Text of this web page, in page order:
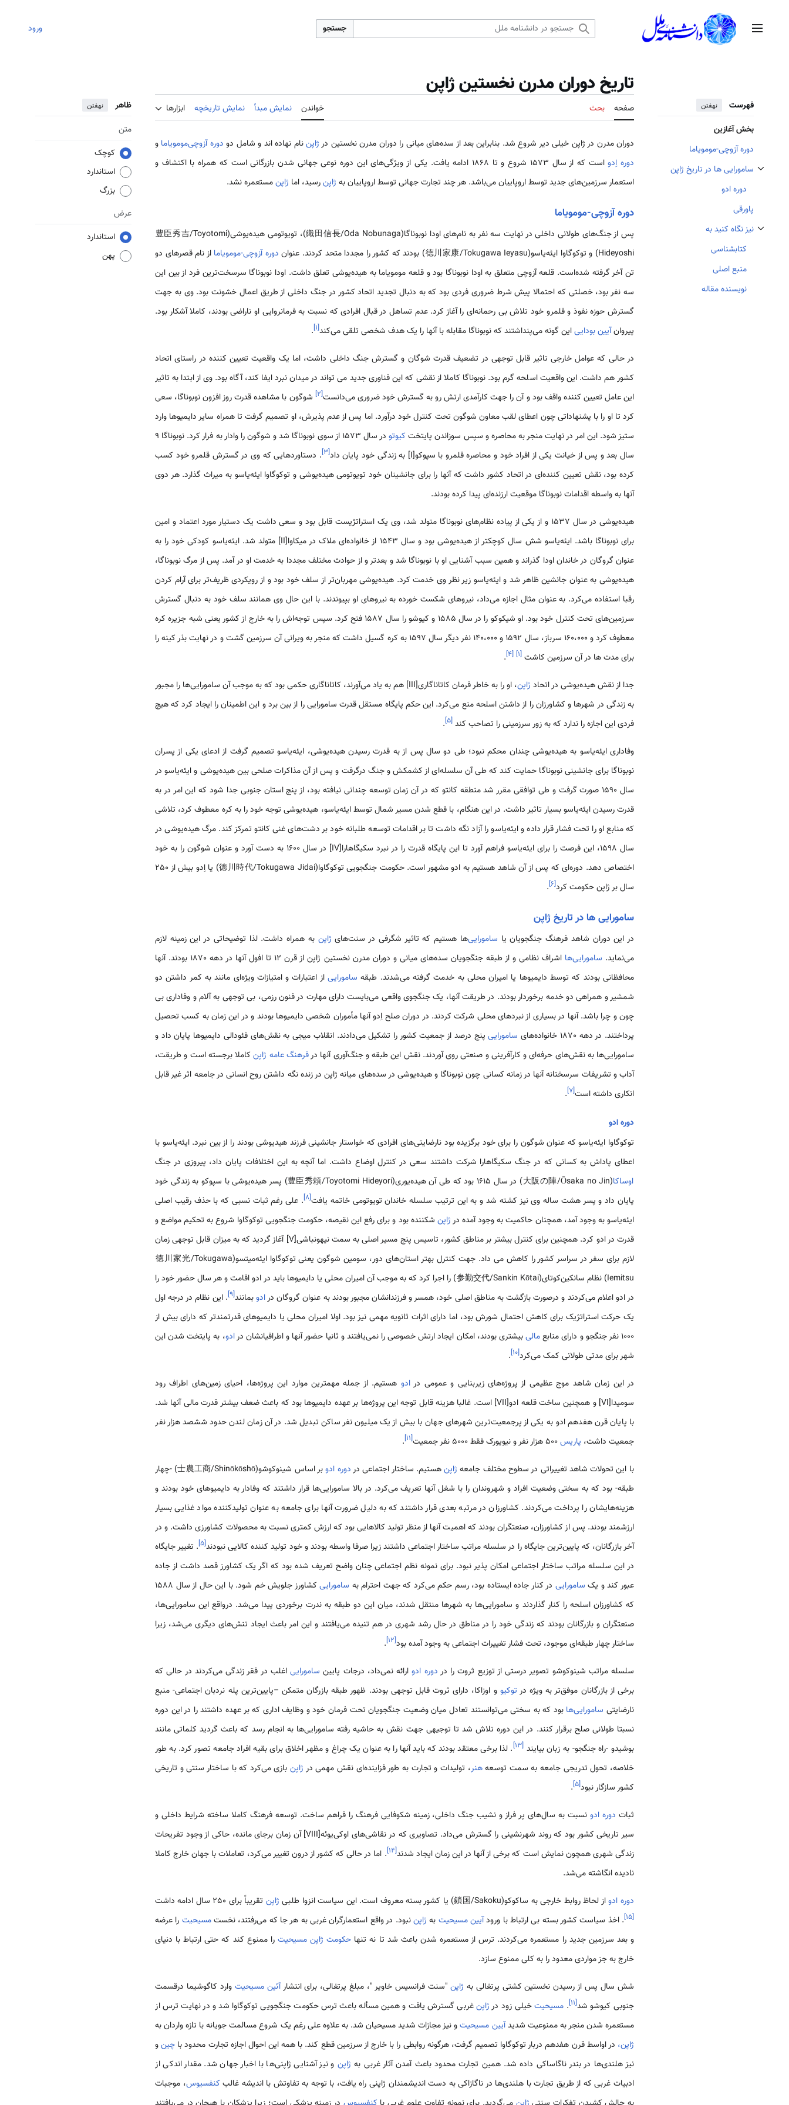
منوی اصلی جستجو ورود
فهرست نهفتن
بخش آغازین
دوره آزوچی-مومویاما
سامورایی ها در تاریخ ژاپن
تغییر وضعیت زیربخش‌های سامورایی ها در تاریخ ژاپن
دوره ادو
پاورقی
نیز نگاه کنید به
تغییر وضعیت زیربخش‌های نیز نگاه کنید به
کتابشناسی
منبع اصلی
نویسنده مقاله
تاریخ دوران مدرن نخستین ژاپن
صفحه بحث خواندن نمایش مبدأ نمایش تاریخچه ابزارها ظاهر نهفتن
متن
کوچک
استاندارد
بزرگ
عرض
استاندارد
پهن
دوران مدرن در ژاپن خیلی دیر شروع شد. بنابراین بعد از سده‌های میانی را دوران مدرن نخستین درژاپننام نهاده اند و شامل دو دوره آزوچی‌مومویاما و
دوره اِدو
است که از سال 1573 شروع و تا 1868 ادامه یافت. یکی از ویژگی‌های این دوره نوعی جهانی شدن بازرگانی است که همراه با اکتشاف و
استعمار سرزمین‌های جدید توسط اروپاییان می‌باشد. هر چند تجارت جهانی توسط اروپاییان به ژاپنرسید، اما ژاپنمستعمره نشد.
دوره آزوچی-مومویاما
پس از جنگ‌های طولانی داخلی در نهایت سه نفر به نام‌های اودا نوبوناگا(織田信長/Oda Nobunaga)، تویوتومی هیده‌یوشی(豊臣秀吉/Toyotomi
Hideyoshi) و توکوگاوا ایئه‌یاسو(徳川家康/Tokugawa Ieyasu) بودند که کشور را مجددا متحد کردند. عنوان
دوره آزوچی-مومویاما از نام قصرهای دو
تن آخر گرفته شده‌است. قلعه آزوچی متعلق به اودا نوبوناگا بود و قلعه مومویاما به هیده‌یوشی تعلق داشت. اودا نوبوناگا سرسخت‌ترین فرد از بین این
سه نفر بود، خصلتی که احتمالا پیش شرط ضروری فردی بود که به دنبال تجدید اتحاد کشور در جنگ داخلی از طریق اعمال خشونت بود. وی به جهت
گسترش حوزه نفوذ و قلمرو خود تلاش بی رحمانه‌ای را آغاز کرد. عدم تساهل در قبال افرادی که نسبت به فرمانروایی او ناراضی بودند، کاملا آشکار بود.
پیروانآیین بوداییاین گونه می‌پنداشتند که نوبوناگا مقابله با آنها را یک هدف شخصی تلقی می‌کند[۱]
.
در حالی که عوامل خارجی تاثیر قابل توجهی در تضعیف قدرت شوگان و گسترش جنگ داخلی داشت، اما یک واقعیت تعیین کننده در راستای اتحاد
کشور هم داشت. این واقعیت اسلحه گرم بود. نوبوناگا کاملا از نقشی که این فناوری جدید می تواند در میدان نبرد ایفا کند، آگاه بود. وی از ابتدا به تاثیر
این عامل تعیین کننده واقف بود و آن را جهت کارآمدی ارتش رو به گسترش خود ضروری می‌دانست[۲] شوگون با مشاهده قدرت روز افزون نوبوناگا، سعی
کرد تا او را با پشنهاداتی چون اعطای لقب معاون شوگون تحت کنترل خود درآورد. اما پس از عدم پذیرش، او تصمیم گرفت تا همراه سایر دایمیوها وارد
ستیز شود. این امر در نهایت منجر به محاصره و سپس سوزاندن پایتخت کیوتو
در سال 1573 از سوی نوبوناگا شد و شوگون را وادار به فرار کرد. نوبوناگا 9
سال بعد و پس از خیانت یکی از افراد خود و محاصره قلمرو با سپوکو[I] به زندگی خود پایان داد
[۳]. دستاوردهایی که وی در گسترش قلمرو خود کسب
کرده بود، نقش تعیین کننده‌ای در اتحاد کشور داشت که آنها را برای جانشینان خود تویوتومی هیده‌یوشی و توکوگاوا ایئه‌یاسو به میراث گذارد. هر دوی
آنها به واسطه اقدامات نوبوناگا موقعیت ارزنده‌ای پیدا کرده بودند.
هیده‌یوشی در سال 1537 و از یکی از پیاده نظام‌های نوبوناگا متولد شد، وی یک استراتژیست قابل بود و سعی داشت یک دستیار مورد اعتماد و امین
برای نوبوناگا باشد. ایئه‌یاسو شش سال کوچکتر از هیده‌یوشی بود و سال 1543 از خانواده‌ای ملاک در میکاوا[II] متولد شد. ایئه‌یاسو کودکی خود را به
عنوان گروگان در خاندان اودا گذراند و همین سبب آشنایی او با نوبوناگا شد و بعدتر و از حوادث مختلف مجددا به خدمت او در آمد. پس از مرگ نوبوناگا،
هیده‌یوشی به عنوان جانشین ظاهر شد و ایئه‌یاسو زیر نظر وی خدمت کرد. هیده‌یوشی مهربان‌تر از سلف خود بود و از رویکردی ظریف‌تر برای آرام کردن
رقبا استفاده می‌کرد. به عنوان مثال اجازه می‌داد، نیروهای شکست خورده به نیروهای او بپیوندند. با این حال وی همانند سلف خود به دنبال گسترش
سرزمین‌های تحت کنترل خود بود. او شیکوکو را در سال 1585 و کیوشو را سال 1587 فتح کرد. سپس توجه‌اش را به خارج از کشور یعنی شبه جزیره کره
معطوف کرد و 160،000 سرباز، سال 1592 و 140،000 نفر دیگر سال 1597 به کره گسیل داشت که منجر به ویرانی آن سرزمین گشت و در نهایت بذر کینه را
برای مدت ها در آن سرزمین کاشت [۱]
[۴]
.
جدا از نقش هیده‌یوشی در اتحاد ژاپن
، او را به خاطر فرمان کاتاناگاری[III] هم به یاد می‌آورند، کاتاناگاری حکمی بود که به موجب آن سامورایی‌ها را مجبور
به زندگی در شهرها و کشاورزان را از داشتن اسلحه منع می‌کرد. این حکم پایگاه مستقل قدرت سامورایی را از بین برد و این اطمینان را ایجاد کرد که هیچ
فردی این اجازه را ندارد که به زور سرزمینی را تصاحب کند [۵]
.
وفاداری ایئه‌یاسو به هیده‌یوشی چندان محکم نبود؛ طی دو سال پس از به قدرت رسیدن هیده‌یوشی، ایئه‌یاسو تصمیم گرفت از ادعای یکی از پسران
نوبوناگا برای جانشینی نوبوناگا حمایت کند که طی آن سلسله‌ای از کشمکش و جنگ درگرفت و پس از آن مذاکرات صلحی بین هیده‌یوشی و ایئه‌یاسو در
سال 1590 صورت گرفت و طی توافقی مقرر شد منطقه کانتو که در آن زمان توسعه چندانی نیافته بود، از پنج استان جنوبی جدا شود که این امر در به
قدرت رسیدن ایئه‌یاسو بسیار تاثیر داشت. در این هنگام، با قطع شدن مسیر شمال توسط ایئه‌یاسو، هیده‌یوشی توجه خود را به کره معطوف کرد، تلاشی
که منابع او را تحت فشار قرار داده و ایئه‌یاسو را آزاد نگه داشت تا بر اقدامات توسعه طلبانه خود بر دشت‌های غنی کانتو تمرکز کند. مرگ هیده‌یوشی در
سال 1598، این فرصت را برای ایئه‌یاسو فراهم آورد تا این پایگاه قدرت را در نبرد سکیگاهارا[IV] در سال 1600 به دست آورد و عنوان شوگون را به خود
اختصاص دهد. دوره‌ای که پس از آن شاهد هستیم به ادو مشهور است. حکومت جنگجویی توکوگاوا(徳川時代/Tokugawa Jidai) یا اِدو بیش از 250
سال بر ژاپن حکومت کرد[۶]
.
سامورایی ها در تاریخ ژاپن
در این دوران شاهد فرهنگ جنگجویان یا سامورایی‌ها هستیم که تاثیر شگرفی در سنت‌های ژاپن به همراه داشت. لذا توضیحاتی در این زمینه لازم
می‌نماید. سامورایی‌ها
اشراف نظامی و از طبقه جنگجویان سده‌های میانی و دوران مدرن نخستین ژاپن از قرن 12 تا افول آنها در دهه 1870 بودند. آنها
محافظانی بودند که توسط دایمیوها یا امیران محلی به خدمت گرفته می‌شدند. طبقه ساموراییاز اعتبارات و امتیازات ویژه‌ای مانند به کمر داشتن دو
شمشیر و همراهی دو خدمه برخوردار بودند. در طریقت آنها، یک جنگجوی واقعی می‌بایست دارای مهارت در فنون رزمی، بی توجهی به آلام و وفاداری بی
چون و چرا باشد. آنها در بسیاری از نبردهای محلی شرکت کردند. در دوران صلح اِدو آنها مأموران شخصی دایمیوها بودند و در این زمان به کسب تحصیل
پرداختند. در دهه 1870 خانواده‌های
ساموراییپنج درصد از جمعیت کشور را تشکیل می‌دادند. انقلاب میجی به نقش‌های فئودالی دایمیوها پایان داد و
سامورایی‌ها به نقش‌های حرفه‌ای و کارآفرینی و صنعتی روی آوردند. نقش این طبقه و جنگ‌آوری آنها درفرهنگ عامه ژاپنکاملا برجسته است و طریقت،
آداب و تشریفات سرسختانه آنها در زمانه کسانی چون نوبوناگا و هیده‌یوشی در سده‌های میانه ژاپن در زنده نگه داشتن روح انسانی در جامعه اثر غیر قابل
انکاری داشته است[۷]
.
دوره ادو
توکوگاوا ایئه‌یاسو که عنوان شوگون را برای خود برگزیده بود نارضایتی‌های افرادی که خواستار جانشینی فرزند هیدیوشی بودند را از بین نبرد. ایئه‌یاسو با
اعطای پاداش به کسانی که در جنگ سکیگاهارا شرکت داشتند سعی در کنترل اوضاع داشت. اما آنچه به این اختلافات پایان داد، پیروزی در جنگ
اوساکا
(大阪の陣/Ōsaka no Jin) در سال 1615 بود که طی آن هیده‌یوری(豊臣秀頼/Toyotomi Hideyori) پسر هیده‌یوشی با سپوکو به زندگی خود
پایان داد و پسر هشت ساله وی نیز کشته شد و به این ترتیب سلسله خاندان تویوتومی خاتمه یافت[۸]. علی رغم ثبات نسبی که با حذف رقیب اصلی
ایئه‌یاسو به وجود آمد، همچنان حاکمیت به وجود آمده درژاپن شکننده بود و برای رفع این نقیصه، حکومت جنگجویی توکوگاوا شروع به تحکیم مواضع و
قدرت در ادو کرد. همچنین برای کنترل بیشتر بر مناطق کشور، تاسیس پنج مسیر اصلی به سمت نیهونباشی[V] آغاز گردید که به میزان قابل توجهی زمان
لازم برای سفر در سراسر کشور را کاهش می داد. جهت کنترل بهتر استان‌های دور، سومین شوگون یعنی توکوگاوا ایئه‌میتسو(徳川家光/Tokugawa
Iemitsu) نظام سانکین‌کوتای(参勤交代/Sankin Kōtai) را اجرا کرد که به موجب آن امیران محلی یا دایمیوها باید در ادو اقامت و هر سال حضور خود را
در ادو اعلام می‌کردند و درصورت بازگشت به مناطق اصلی خود، همسر و فرزندانشان مجبور بودند به عنوان گروگان درادوبمانند[۹]. این نظام در درجه اول
یک حرکت استراتژیک برای کاهش احتمال شورش بود، اما دارای اثرات ثانویه مهمی نیز بود. اولا امیران محلی یا دایمیوهای قدرتمندتر که دارای بیش از
1000 نفر جنگجو و دارای منابع
مالیبیشتری بودند، امکان ایجاد ارتش خصوصی را نمی‌یافتند و ثانیا حضور آنها و اطرافیانشان درادو، به پایتخت شدن این
شهر برای مدتی طولانی کمک می‌کرد[۱۰]
.
در این زمان شاهد موج عظیمی از پروژه‌های زیربنایی و عمومی درادو هستیم. از جمله مهمترین موارد این پروژه‌ها، احیای زمین‌های اطراف رود
سومیدا[VI] و همچنین ساخت قلعه ادو[VII] است. غالبا هزینه قابل توجه این پروژه‌ها بر عهده دایمیوها بود که باعث ضعف بیشتر قدرت مالی آنها شد.
با پایان قرن هفدهم ادو به یکی از پرجمعیت‌ترین شهرهای جهان با بیش از یک میلیون نفر ساکن تبدیل شد. در آن زمان لندن حدود ششصد هزار نفر
جمعیت داشت، پاریس [۱۱]
.
با این تحولات شاهد تغییراتی در سطوح مختلف جامعه ژاپنهستیم. ساختار اجتماعی دردوره ادو
بر اساس شینوكوشو(士農工商/Shinōkōshō) -چهار
طبقه- بود كه به سختی وضعیت افراد و شهروندان را با شغل آنها تعریف می‌كرد. در بالا سامورایی‌ها قرار داشتند که وفادار به دایمیوهای خود بودند و
هزینه‌هایشان را پرداخت می‌کردند. کشاورزان در مرتبه بعدی قرار داشتند که به دلیل ضرورت آنها برای جامعه به عنوان تولیدکننده مواد غذایی بسیار
ارزشمند بودند. پس از کشاورزان، صنعتگران بودند که اهمیت آنها از منظر تولید کالاهایی بود که ارزش کمتری نسبت به محصولات کشاورزی داشت. و در
آخر بازرگانان، که پایین‌ترین جایگاه را در سلسله مراتب ساختار اجتماعی داشتند زیرا صرفا واسطه بودند و خود تولید کننده کالایی نبودند[۵]. تغییر جایگاه
در این سلسله مراتب ساختار اجتماعی امکان پذیر نبود. برای نمونه نظم اجتماعی چنان واضح تعریف شده بود که اگر یک کشاورز قصد داشت از جاده
عبور کند و یک سامورایی در کنار جاده ایستاده بود، رسم حکم می‌کرد که جهت احترام به سامورایی
کشاورز جلویش خم شود. با این حال از سال 1588
که کشاورزان اسلحه را کنار گذاردند و سامورایی‌ها به شهرها منتقل شدند، میان این دو طبقه به ندرت برخوردی پیدا می‌شد. درواقع این سامورایی‌ها،
صنعتگران و بازرگانان بودند که زندگی خود را در مناطق در حال رشد شهری در هم تنیده می‌یافتند و این امر باعث ایجاد تنش‌های دیگری می‌شد، زیرا
ساختار چهار طبقه‌ای موجود، تحت فشار تغییرات اجتماعی به وجود آمده بود[۱۲]
.
سلسله مراتب شینوکوشو تصویر درستی از توزیع ثروت را در دوره ادوارائه نمی‌داد، درجات پایین سامورایی اغلب در فقر زندگی می‌کردند در حالی که
برخی از بازرگانان موفق‌تر به ویژه در توکیو و اوزاکا، دارای ثروت قابل توجهی بودند. ظهور طبقه بازرگان متمکن –پایین‌ترین پله نردبان اجتماعی- منبع
نارضایتی سامورایی‌ها بود که به سختی می‌توانستند تعادل میان وضعیت جنگجویان تحت فرمان خود و وظایف اداری که بر عهده داشتند را در این دوره
نسبتا طولانی صلح برقرار کنند. در این دوره تلاش شد تا توجیهی جهت نقش به حاشیه رفته سامورایی‌ها به انجام رسد که باعث گردید کلماتی مانند
بوشیدو -راه جنگجو- به زبان بیایند [۱۳]. لذا برخی معتقد بودند که باید آنها را به عنوان یک چراغ و مظهر اخلاق برای بقیه افراد جامعه تصور کرد. به طور
خلاصه، تحول تدریجی جامعه به سمت توسعههنر، تولیدات و تجارت به طور فزاینده‌ای نقش مهمی در ژاپنبازی می‌کرد که با ساختار سنتی و تاریخی
کشور سازگار نبود[۵]
.
ثبات دوره ادونسبت به سال‌های پر فراز و نشیب جنگ داخلی، زمینه شکوفایی فرهنگ را فراهم ساخت. توسعه فرهنگ کاملا ساخته شرایط داخلی و
سیر تاریخی کشور بود که روند شهرنشینی را گسترش می‌داد. تصاویری که در نقاشی‌های اوکی‌یوئه[VIII] آن زمان برجای مانده، حاکی از وجود تفریحات
زندگی شهری همچون نمایش است که برخی از آنها در این زمان ایجاد شدند[۱۴]. اما در حالی که کشور از درون تغییر می‌کرد، تعاملات با جهان خارج کاملا
نادیده انگاشته می‌شد.
دوره ادواز لحاظ روابط خارجی به ساکوکو(鎖国/Sakoku) یا کشور بسته معروف است. این سیاست انزوا طلبی ژاپن تقریباً برای 250 سال ادامه داشت
[۱۵]. اخذ سیاست کشور بسته بی ارتباط با ورودآیین مسیحیت به ژاپننبود. در واقع استعمارگران غربی به هر جا که می‌رفتند، نخستمسیحیت را عرضه
و بعد سرزمین جدید را مستعمره می‌کردند. ترس از مستعمره شدن باعث شد تا نه تنها حکومت ژاپن مسیحیت را ممنوع کند که حتی ارتباط با دنیای
خارج به جز مواردی معدود را به کلی ممنوع سازد.
شش سال پس از رسیدن نخستین کشتی پرتغالی به ژاپن "سنت فرانسیس خاویر "، مبلغ پرتغالی، برای انتشارآئین مسیحیت وارد کاگوشیما درقسمت
جنوبی کیوشو شد[۱۱]
. مسیحیتخیلی زود درژاپنغربی گسترش یافت و همین مسأله باعث ترس حکومت جنگجویی توکوگاوا شد و در نهایت ترس از
مستعمره شدن منجر به ممنوعیت شدیدآیین مسیحیتو نیز مجازات شدید مسیحیان شد. به علاوه علی رغم یک شروع مسالمت جویانه با تازه واردان به
ژاپن، در اواسط قرن هفدهم دربار توکوگاوا تصمیم گرفت، هرگونه روابطی را با خارج از سرزمین قطع کند. با همه این احوال اجازه تجارت محدود با چینو
نیز هلندی‌ها در بندر ناگاساکی داده شد. همین تجارت محدود باعث آمدن آثار غربی به ژاپن و نیز آشنایی ژاپنی‌ها با اخبار جهان شد. مقدار اندکی از
ادبیات غربی که از طریق تجارت با هلندی‌ها در ناگازاکی به دست اندیشمندان ژاپنی راه یافت، با توجه به تفاوتش با اندیشه غالب کنفسیوس، موجبات